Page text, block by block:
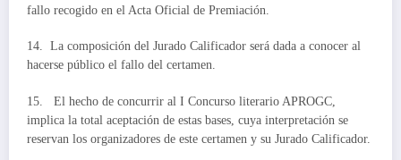
fallo recogido en el Acta Oficial de Premiación.
14. La composición del Jurado Calificador será dada a conocer al
hacerse público el fallo del certamen.
15. El hecho de concurrir al I Concurso literario APROGC,
implica la total aceptación de estas bases, cuya interpretación se
reservan los organizadores de este certamen y su Jurado Calificador.